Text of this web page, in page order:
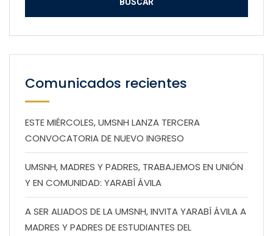
Comunicados recientes
ESTE MIÉRCOLES, UMSNH LANZA TERCERA
CONVOCATORIA DE NUEVO INGRESO
UMSNH, MADRES Y PADRES, TRABAJEMOS EN UNIÓN
Y EN COMUNIDAD: YARABÍ ÁVILA
A SER ALIADOS DE LA UMSNH, INVITA YARABÍ ÁVILA A
MADRES Y PADRES DE ESTUDIANTES DEL